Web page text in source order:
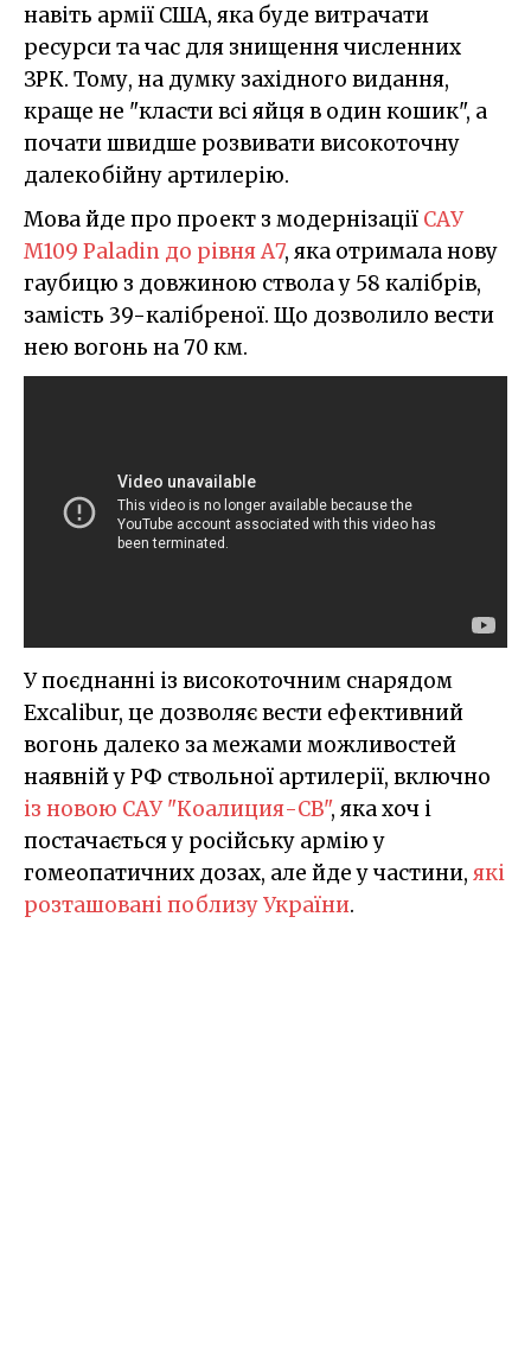
навіть армії США, яка буде витрачати
ресурси та час для знищення численних
ЗРК. Тому, на думку західного видання,
краще не "класти всі яйця в один кошик", а
почати швидше розвивати високоточну
далекобійну артилерію.
Мова йде про проект з модернізації САУ
M109 Paladin до рівня А7, яка отримала нову
гаубицю з довжиною ствола у 58 калібрів,
замість 39-калібреної. Що дозволило вести
нею вогонь на 70 км.
У поєднанні із високоточним снарядом
Excalibur, це дозволяє вести ефективний
вогонь далеко за межами можливостей
наявній у РФ ствольної артилерії, включно
із новою САУ "Коалиция-СВ", яка хоч і
постачається у російську армію у
гомеопатичних дозах, але йде у частини, які
розташовані поблизу України.